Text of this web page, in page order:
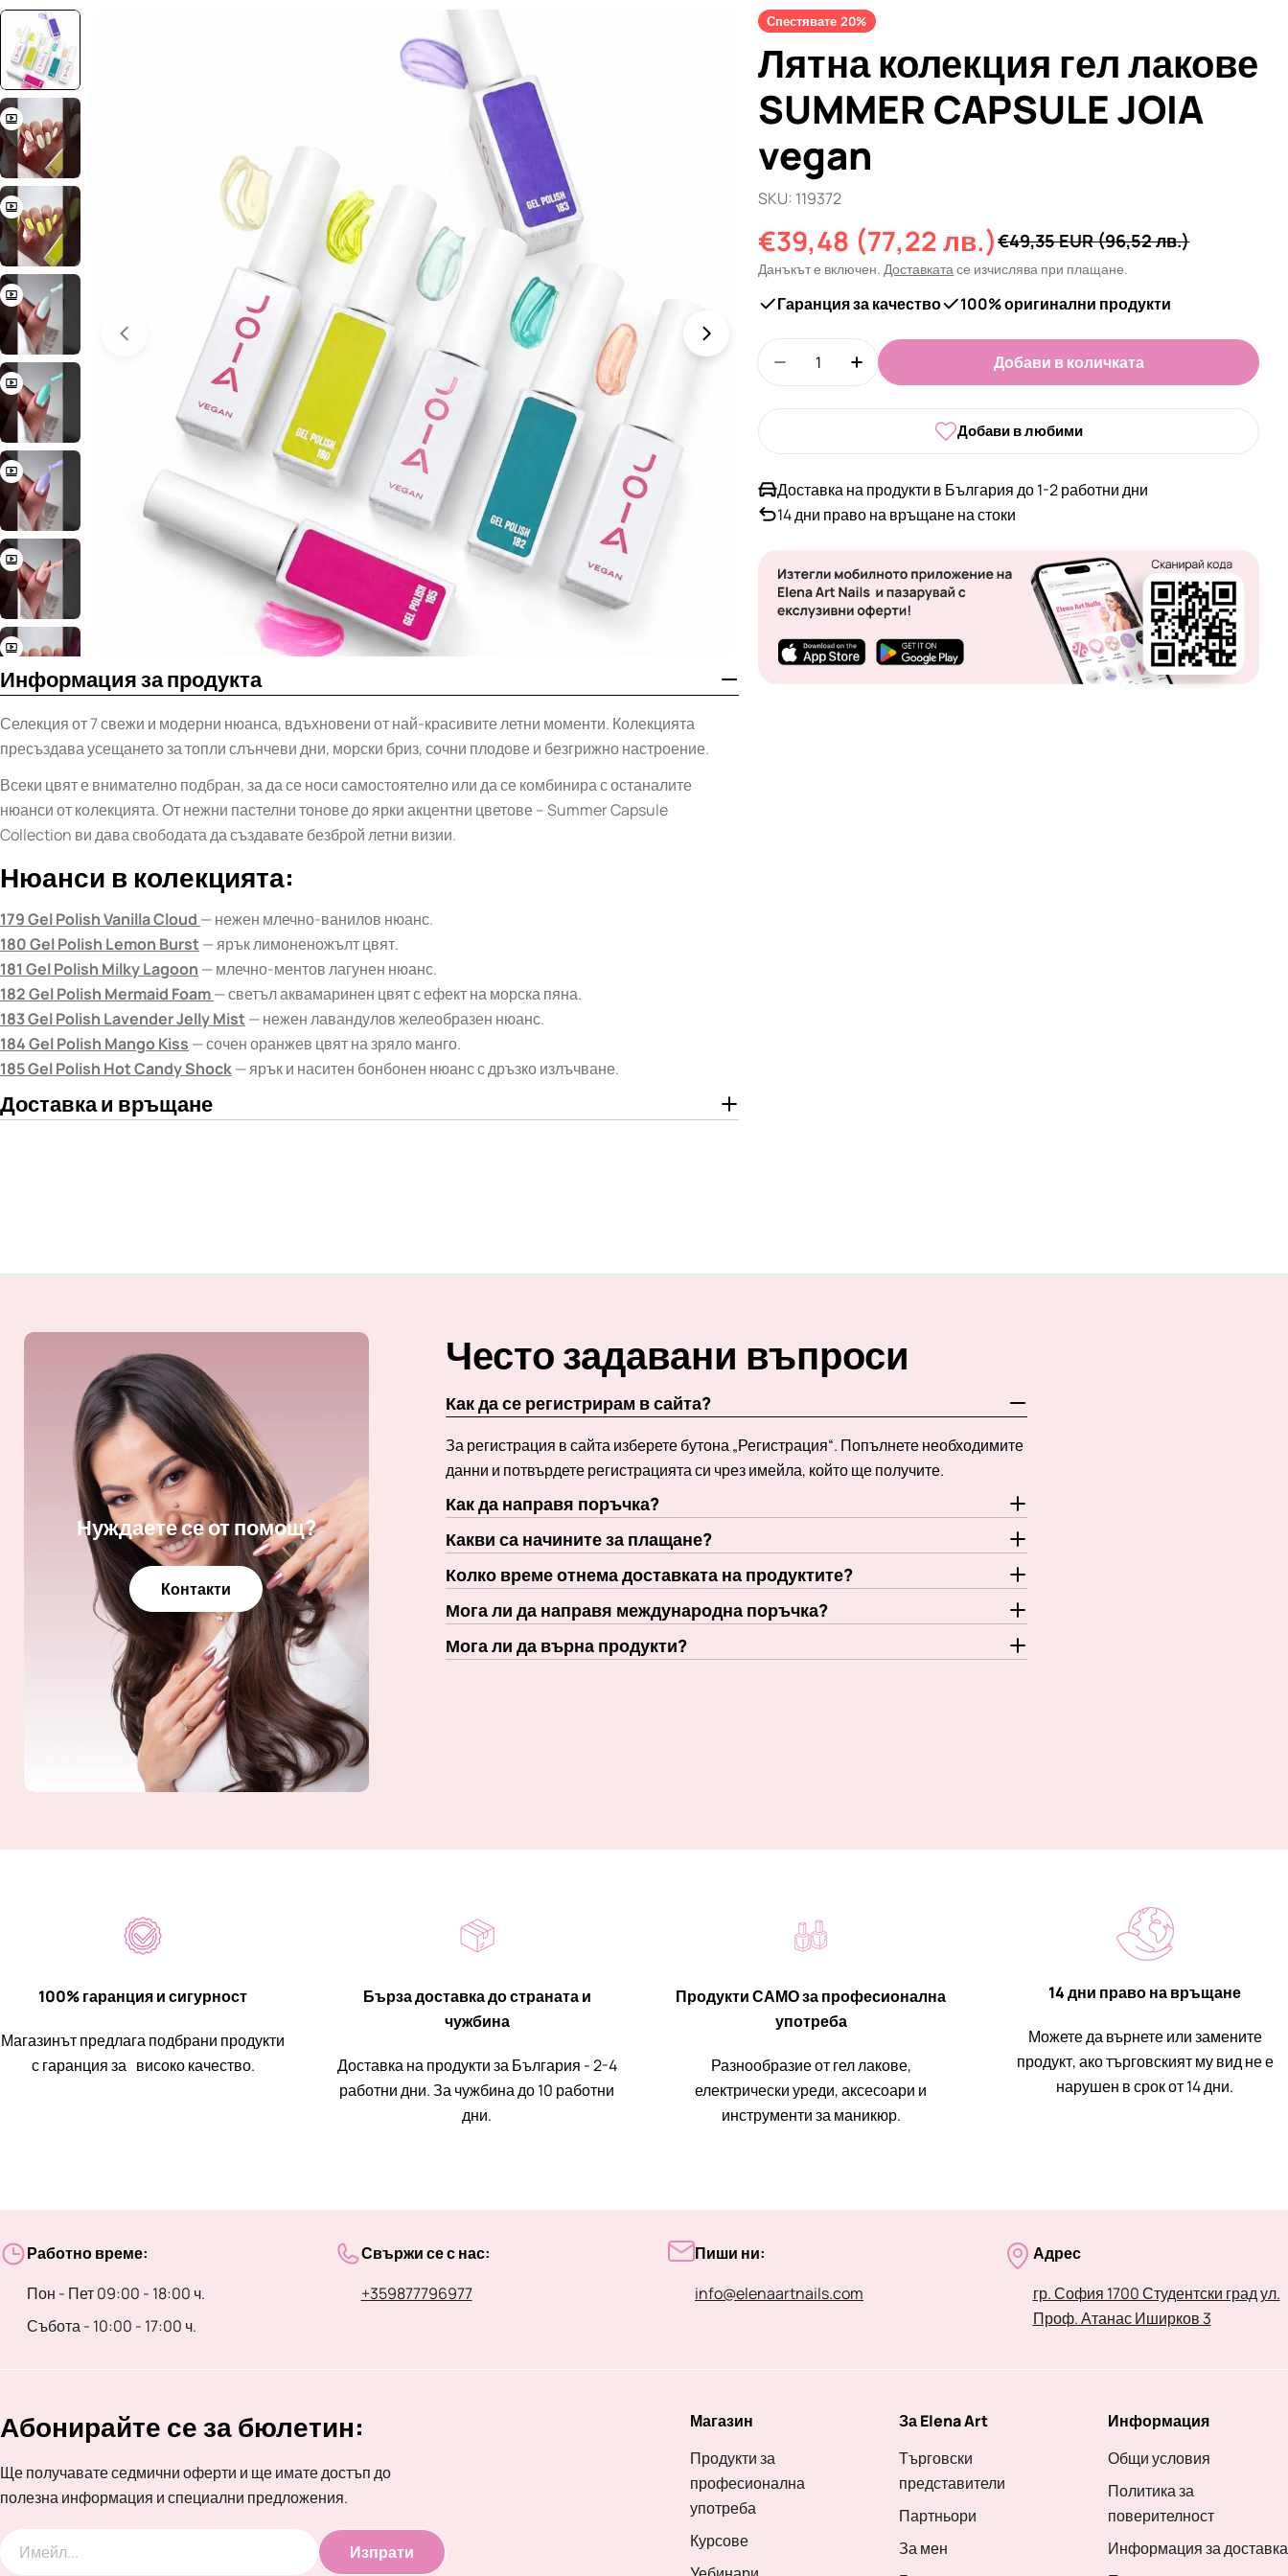
Отвори медия 0 в прозорец
Информация за продукта
Селекция от 7 свежи и модерни нюанса, вдъхновени от най-красивите летни моменти. Колекцията
пресъздава усещането за топли слънчеви дни, морски бриз, сочни плодове и безгрижно настроение.
Всеки цвят е внимателно подбран, за да се носи самостоятелно или да се комбинира с останалите
нюанси от колекцията. От нежни пастелни тонове до ярки акцентни цветове – Summer Capsule
Collection ви дава свободата да създавате безброй летни визии.
Нюанси в колекцията:
179 Gel Polish Vanilla Cloud — нежен млечно-ванилов нюанс.
180 Gel Polish Lemon Burst— ярък лимоненожълт цвят.
181 Gel Polish Milky Lagoon — млечно-ментов лагунен нюанс.
182 Gel Polish Mermaid Foam— светъл аквамаринен цвят с ефект на морска пяна.
183 Gel Polish Lavender Jelly Mist— нежен лавандулов желеобразен нюанс.
184 Gel Polish Mango Kiss — сочен оранжев цвят на зряло манго.
185 Gel Polish Hot Candy Shock— ярък и наситен бонбонен нюанс с дръзко излъчване.
Доставка и връщане
Спестявате 20%
Лятна колекция гел лакове
SUMMER CAPSULE JOIA
vegan
SKU: 119372
Промо
цена
€39,48 (77,22 лв.)
Редовна
цена
€49,35 EUR(96,52 лв.)
Данъкът е включен.Доставкатасе изчислява при плащане.
Гаранция за качество 100% оригинални продукти
Намали количеството за Лятна колекция гел лакове
Увеличи количеството за Лятна колекция гел
Добави в количката
Добави в любими
Доставка на продукти в България до 1-2 работни дни
14 дни право на връщане на стоки
Нуждаете се от помощ?
Контакти
Често задавани въпроси
Как да се регистрирам в сайта?
За регистрация в сайта изберете бутона „Регистрация“. Попълнете необходимите
данни и потвърдете регистрацията си чрез имейла, който ще получите.
Как да направя поръчка?
Какви са начините за плащане?
Колко време отнема доставката на продуктите?
Мога ли да направя международна поръчка?
Мога ли да върна продукти?
100% гаранция и сигурност
Магазинът предлага подбрани продукти
с гаранция за високо качество.
Бърза доставка до страната и
чужбина
Доставка на продукти за България - 2-4
работни дни. За чужбина до 10 работни
дни.
Продукти САМО за професионална
употреба
Разнообразие от гел лакове,
електрически уреди, аксесоари и
инструменти за маникюр.
14 дни право на връщане
Можете да върнете или замените
продукт, ако търговският му вид не е
нарушен в срок от 14 дни.
Работно време:
Пон - Пет 09:00 - 18:00 ч.
Събота - 10:00 - 17:00 ч.
Свържи се с нас:
+359877796977
Пиши ни:
info@elenaartnails.com
Адрес
гр. София 1700 Студентски град ул.
Проф. Атанас Иширков 3
Абонирайте се за бюлетин:
Ще получавате седмични оферти и ще имате достъп до
полезна информация и специални предложения.
Изпрати
Магазин
Продукти за
професионална
употреба
Курсове
За Elena Art
Търговски
представители
Партньори
За мен
Информация
Общи условия
Политика за
поверителност
Информация за доставка